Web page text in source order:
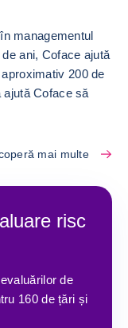
managementul
ani, Coface ajută
200 de
ajută Coface să
mai multe
risc
de
160 de țări și